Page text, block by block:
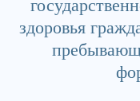
здоровья